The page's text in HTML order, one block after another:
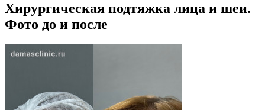
Хирургическая подтяжка лица и шеи.
Фото до и после